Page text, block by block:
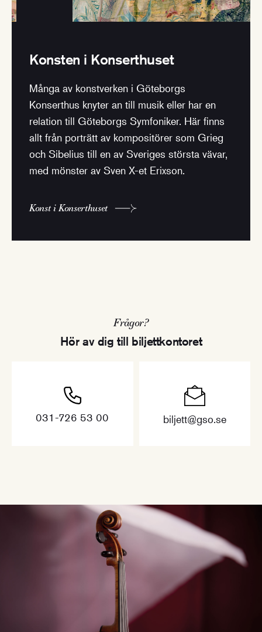
Konsten i Konserthuset
Många av konstverken i Göteborgs
Konserthus knyter an till musik eller har en
relation till Göteborgs Symfoniker. Här finns
allt från porträtt av kompositörer som Grieg
och Sibelius till en av Sveriges största vävar,
med mönster av Sven X-et Erixson.
Konst i Konserthuset
Frågor?
Hör av dig till biljettkontoret
031-726 53 00 biljett@gso.se